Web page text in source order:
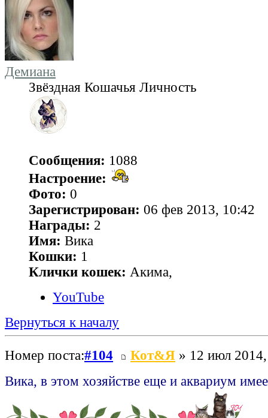
Демиана
Звёздная Кошачья Личность
Сообщения: 1088
Настроение:
Фото: 0
Зарегистрирован: 06 фев 2013, 10:42
Награды: 2
Имя: Вика
Кошки: 1
Клички кошек: Акима,
YouTube
Вернуться к началу
Номер поста:#104 Кот&Я » 12 июл
Вика, в этом хозяйстве еще и аквариум